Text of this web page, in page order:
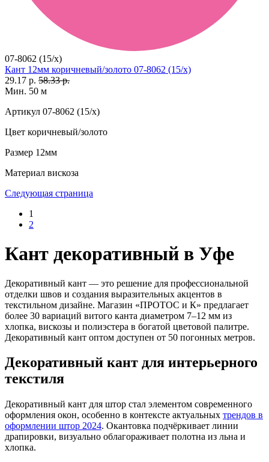
07-8062 (15/x)
Кант 12мм коричневый/золото 07-8062 (15/x)
29.17 р. 58.33 р.
Мин. 50 м
Артикул 07-8062 (15/x)
Цвет коричневый/золото
Размер 12мм
Материал вискоза
Следующая страница
1
2
Кант декоративный в Уфе
Декоративный кант — это решение для профессиональной
отделки швов и создания выразительных акцентов в
текстильном дизайне. Магазин «ПРОТОС и К» предлагает
более 30 вариаций витого канта диаметром 7–12 мм из
хлопка, вискозы и полиэстера в богатой цветовой палитре.
Декоративный кант оптом доступен от 50 погонных метров.
Декоративный кант для интерьерного
текстиля
Декоративный кант для штор стал элементом современного
оформления окон, особенно в контексте актуальных трендов в
оформлении штор 2024. Окантовка подчёркивает линии
драпировки, визуально облагораживает полотна из льна и
хлопка.